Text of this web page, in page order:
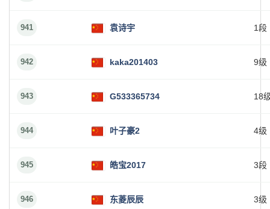
941 袁诗宇 1段
942 kaka201403 9级
943 G533365734 18
944 叶子豪2 4级
945 皓宝2017 3段
946 东菱辰辰 3级